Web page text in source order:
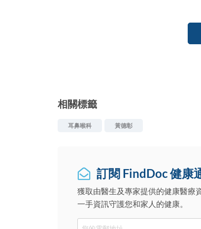
相關標籤
耳鼻喉科 黃德彰
訂閱 FindDoc 健康
獲取由醫生及專家提供的健康醫療
一手資訊守護您和家人的健康。
Email